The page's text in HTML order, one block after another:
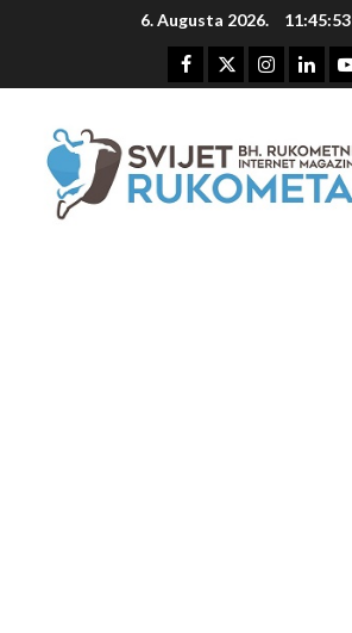
6. Augusta 2026.